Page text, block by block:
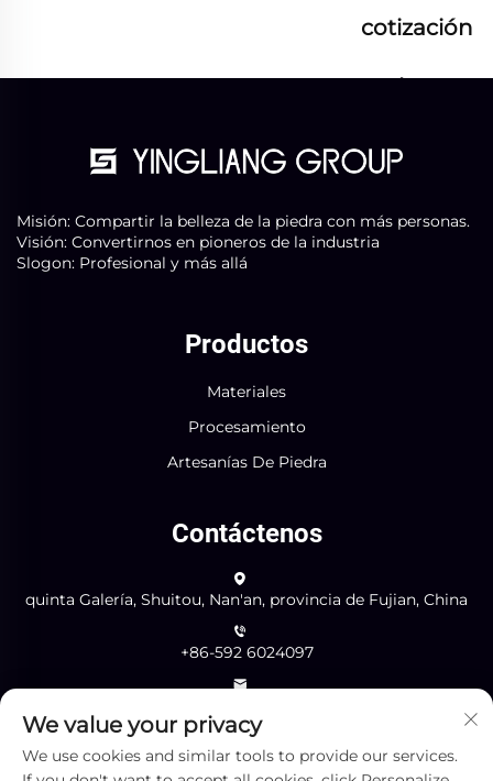
cotización
ahora
Misión: Compartir la belleza de la piedra con más personas.
Visión: Convertirnos en pioneros de la industria
Slogon: Profesional y más allá
Productos
Materiales
Procesamiento
Artesanías De Piedra
Contáctenos
quinta Galería, Shuitou, Nan'an, provincia de Fujian, China
+86-592 6024097
We value your privacy
We use cookies and similar tools to provide our services.